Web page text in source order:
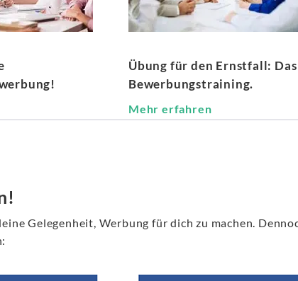
Übung für den Ernstfall: Das
Bewerbungstraining.
Mehr erfahren
Gelegenheit, Werbung für dich zu machen.